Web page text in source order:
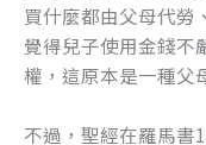
買什麼都由父母代
覺得兒子使用金錢不
權，這原本是一種父
不過，聖經在羅馬書